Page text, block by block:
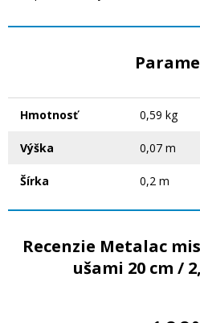
Hmotnosť 0,59 kg
Výška 0,07 m
Šírka 0,2 m
Recenzie Metalac
ušami 20 cm /